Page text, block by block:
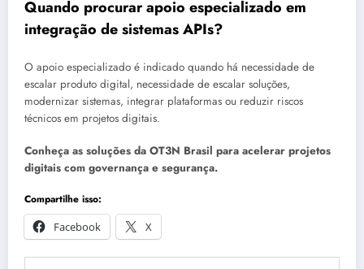
Quando procurar apoio especializado em
integração de sistemas APIs?
O apoio especializado é indicado quando há necessidade de
escalar produto digital, necessidade de escalar soluções,
modernizar sistemas, integrar plataformas ou reduzir riscos
técnicos em projetos digitais.
Conheça as soluções da OT3N Brasil para acelerar projetos
digitais com governança e segurança.
Compartilhe isso:
Facebook
X